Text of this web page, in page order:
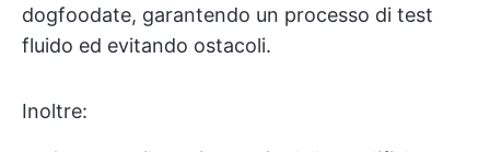
dogfoodate, garantendo un processo di test
fluido ed evitando ostacoli.
Inoltre: